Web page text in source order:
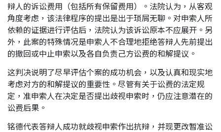
辩人的诉讼费用（包括所有保留费用）。法院认为，从客观
角度考虑，该法律程序的提出是出于琐屑无聊。对申索人所
依赖的证据进行评估后，法院认为该诉讼原本不应展开。另
外，此案的特殊情况是申索人不合理地拒绝答辩人先前提出
的撤回或中止申索以及各自负责己方讼费的和解提议。
这判决说明了尽早评估个案的成功机会，以及认真和现实地
考虑对方的和解提议的重要性。尽管有关于讼费的法定规
定，准申索人在决定是否提出歧视申索时，仍应注意潜在的
讼费后果。
铭德代表答辩人成功就歧视申索作出抗辩，并现更改暂准讼